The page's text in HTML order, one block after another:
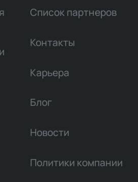
Список партнеров
Контакты
Карьера
Блог
Новости
Политики компании